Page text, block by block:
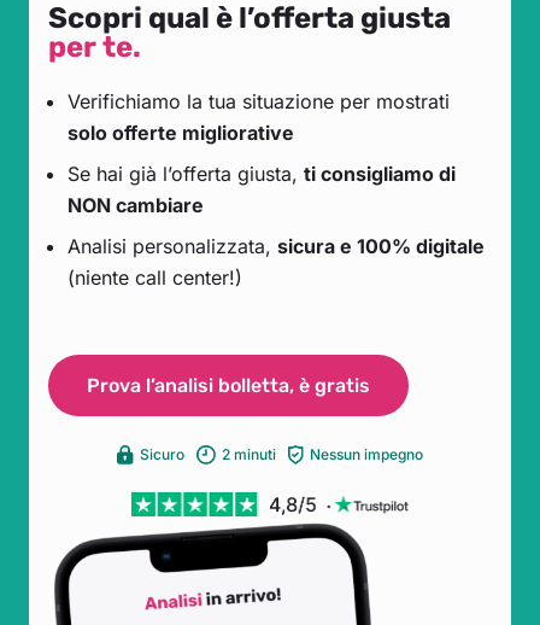
Scopri qual è l’offerta giusta
per te.
Verifichiamo la tua situazione per mostrati
solo offerte migliorative
Se hai già l’offerta giusta, ti consigliamo di
NON cambiare
Analisi personalizzata, sicura e 100% digitale
(niente call center!)
Prova l’analisi bolletta, è gratis
Sicuro 2 minuti Nessun impegno